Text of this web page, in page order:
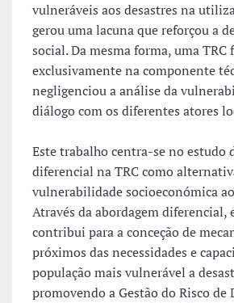
vulneráveis aos desastres na
gerou uma lacuna que reforçou a
social. Da mesma forma, uma TRC
exclusivamente na componente
negligenciou a análise da
diálogo com os diferentes atores
Este trabalho centra-se no estudo
diferencial na TRC como
vulnerabilidade socioeconómica
Através da abordagem diferencial,
contribui para a conceção de
próximos das necessidades e
população mais vulnerável a
promovendo a Gestão do Risco de